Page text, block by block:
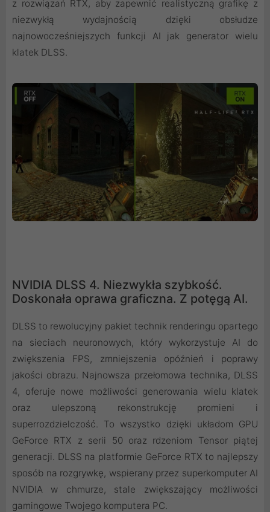
z rozwiązań RTX, aby zapewnić realistyczną grafikę z
niezwykłą wydajnością dzięki obsłudze
najnowocześniejszych funkcji AI jak generator wielu
klatek DLSS.
NVIDIA DLSS 4. Niezwykła szybkość.
Doskonała oprawa graficzna. Z potęgą AI.
DLSS to rewolucyjny pakiet technik renderingu opartego
na sieciach neuronowych, który wykorzystuje AI do
zwiększenia FPS, zmniejszenia opóźnień i poprawy
jakości obrazu. ‌Najnowsza przełomowa technika, DLSS
4, oferuje nowe możliwości generowania wielu klatek
oraz ulepszoną rekonstrukcję promieni i
superrozdzielczość. To wszystko dzięki układom GPU
GeForce RTX z serii 50 oraz rdzeniom Tensor piątej
generacji. DLSS na platformie GeForce RTX to najlepszy
sposób na rozgrywkę, wspierany przez superkomputer AI
NVIDIA w chmurze, stale zwiększający możliwości
gamingowe Twojego komputera PC.